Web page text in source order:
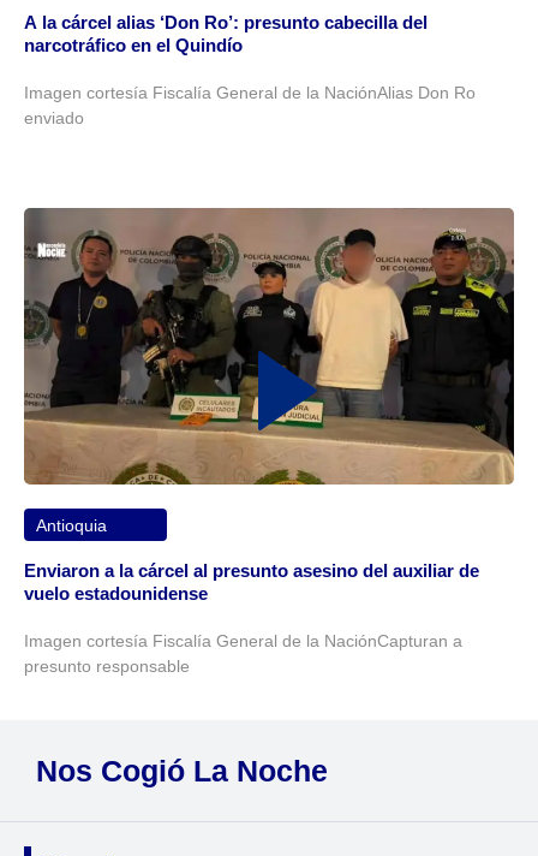
A la cárcel alias ‘Don Ro’: presunto cabecilla del
narcotráfico en el Quindío
Imagen cortesía Fiscalía General de la NaciónAlias Don Ro
enviado
Antioquia
Enviaron a la cárcel al presunto asesino del auxiliar de
vuelo estadounidense
Imagen cortesía Fiscalía General de la NaciónCapturan a
presunto responsable
Nos Cogió La Noche